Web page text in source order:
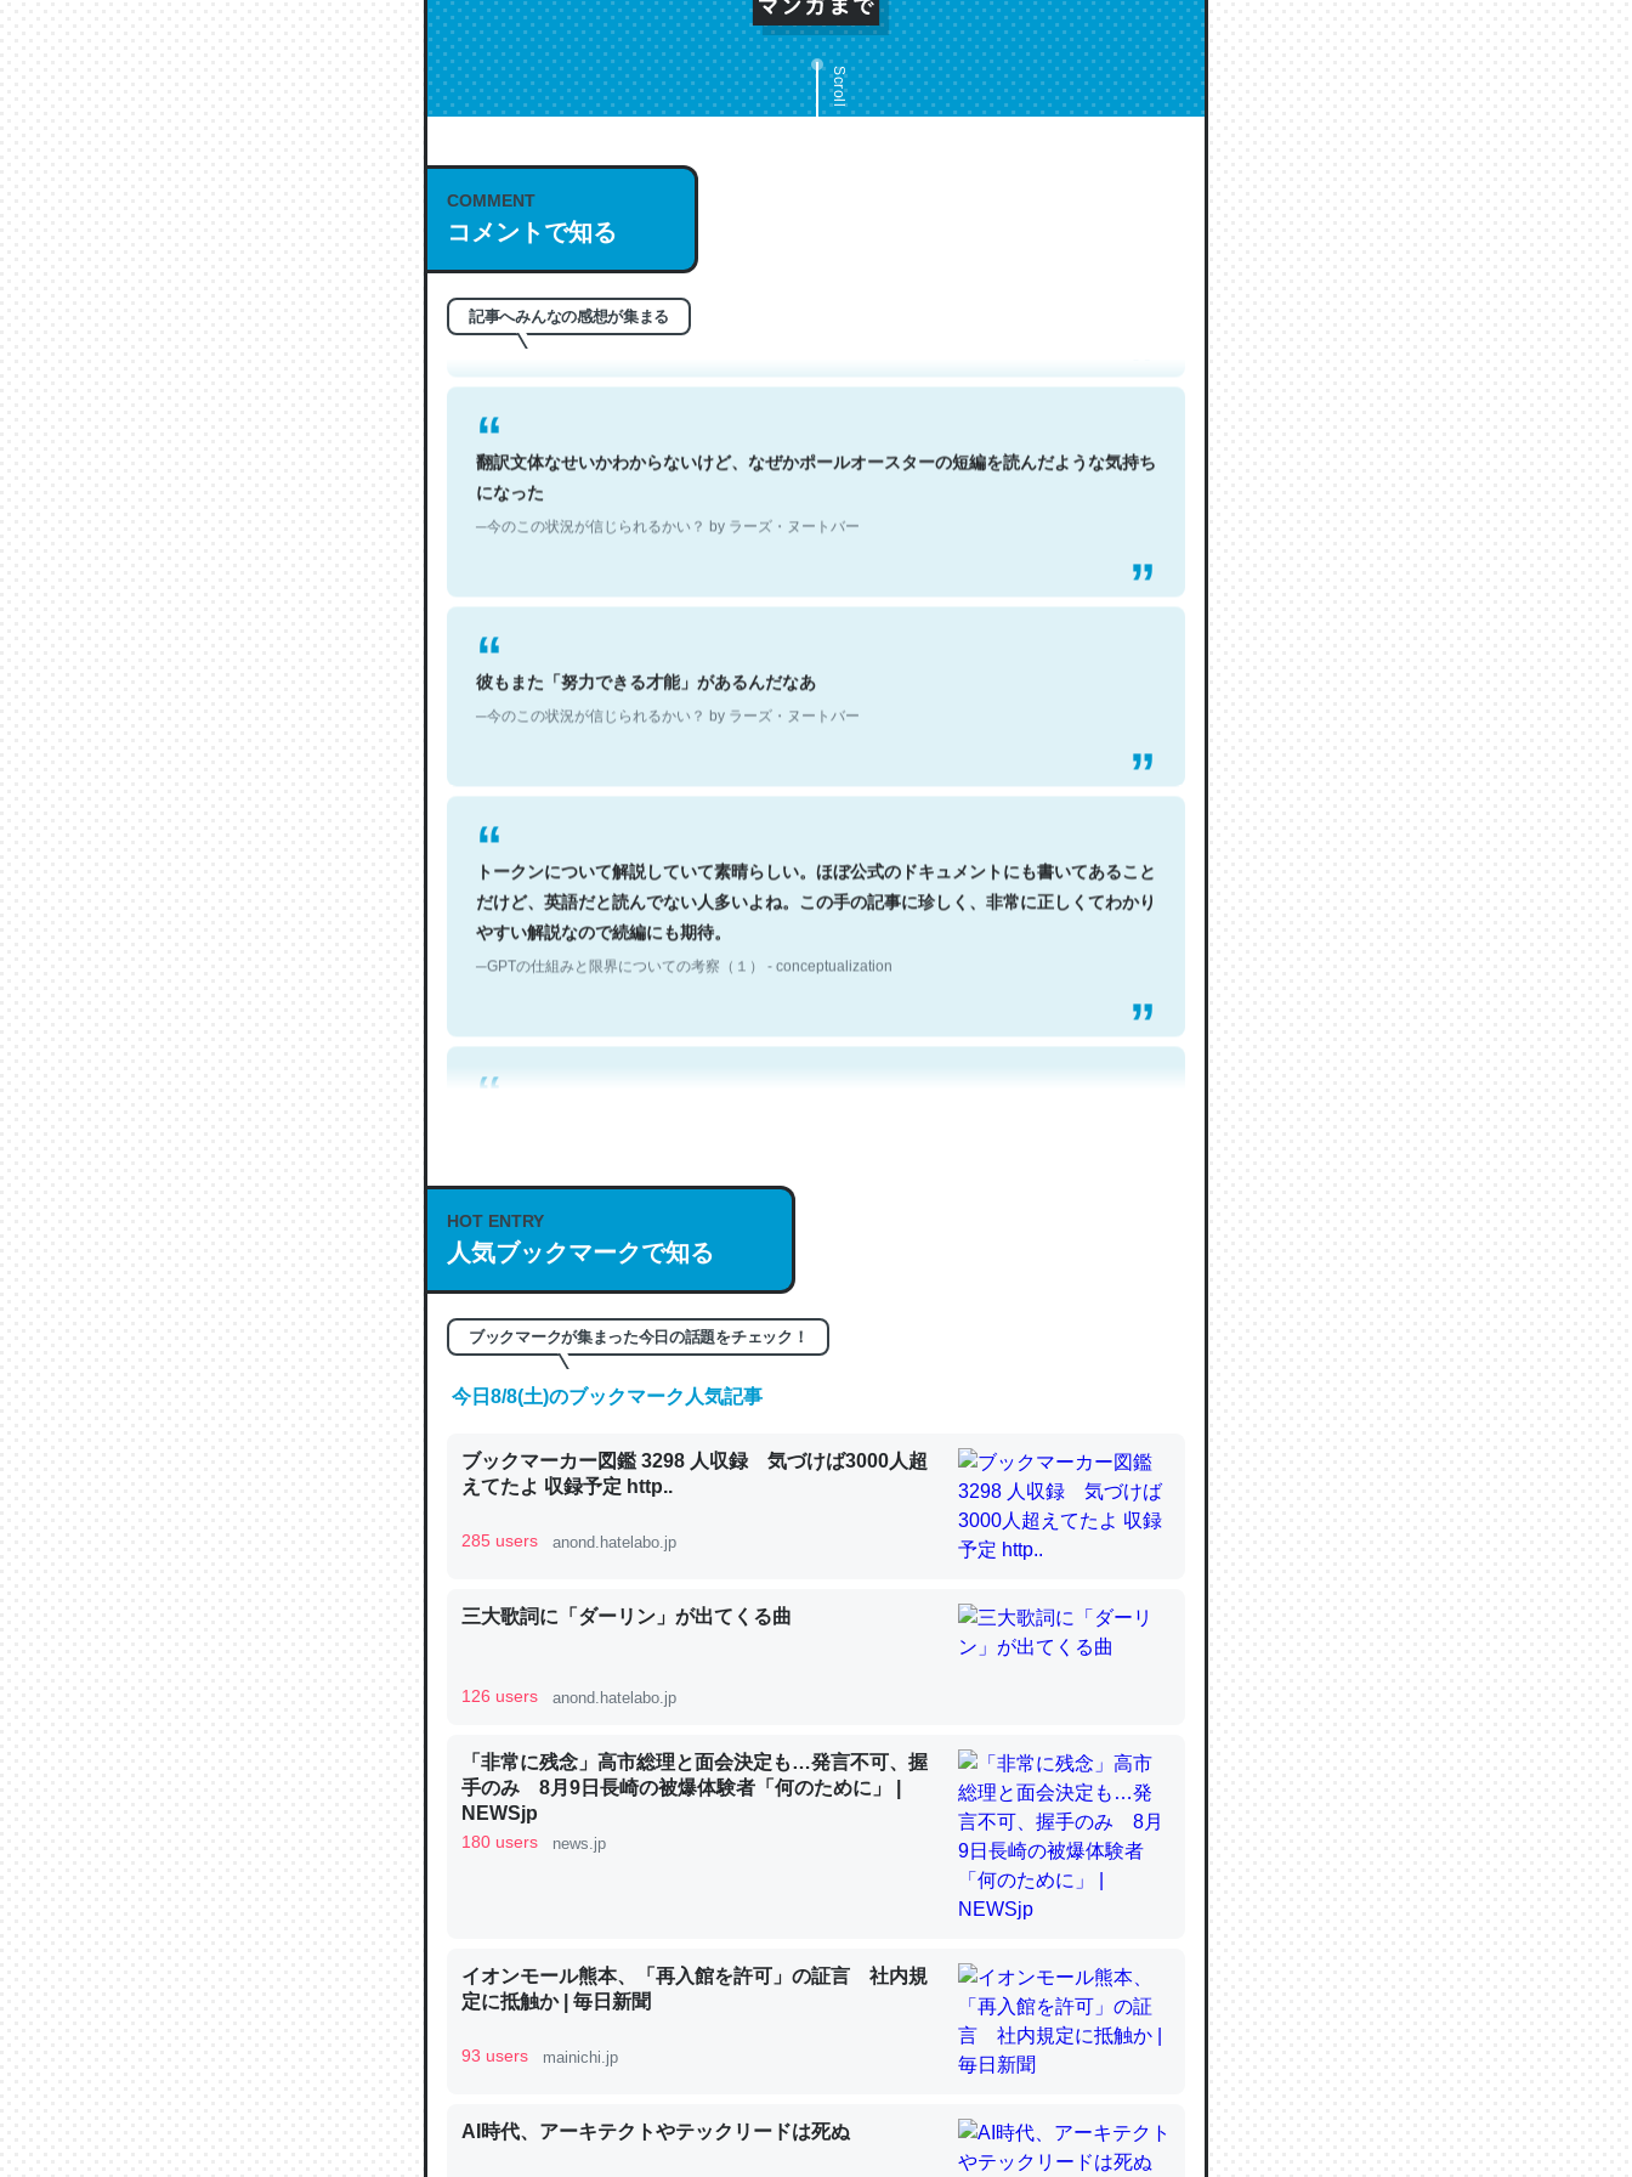
Scroll
COMMENT
コメントで知る
記事へみんなの感想が集まる
これは名文。彼はとてもクレバーなんだろうなと凄く思う。英語少しでも読める人は原文
もお勧め。自分はこの流れ好き。Let’s Fucking Go. Then Covid hit. Shit.
翻訳文体なせいかわからないけど、なぜかポールオースターの短編を読んだような気持ち
になった
─今のこの状況が信じられるかい？ by ラーズ・ヌートバー
彼もまた「努力できる才能」があるんだなあ
─今のこの状況が信じられるかい？ by ラーズ・ヌートバー
トークンについて解説していて素晴らしい。ほぼ公式のドキュメントにも書いてあること
だけど、英語だと読んでない人多いよね。この手の記事に珍しく、非常に正しくてわかり
やすい解説なので続編にも期待。
─GPTの仕組みと限界についての考察（１） - conceptualization
これは良記事。32768トークンだと英語小説100ページ分くらい。小説でいう「ずっと前
の伏線」は回収されないけど、短期記憶というには多い分量。進化すればするほど分かり
─GPTの仕組みと限界についての考察（１） - conceptualization
─ニュース :: 【研究発表】昆虫学の大問題＝「昆虫はなぜ海にいないのか」に関する新仮説
論文では「淡水はカルシウムも酸素も不足してて両方に不利だから両方が拮抗してるので
は」とあって面白い。海にいる鋏角類（カブトガニ・ウミグモ）はカルシウムを使わずキ
チンを強化してる筈だが、酵素が違うのか？
─ニュース :: 【研究発表】昆虫学の大問題＝「昆虫はなぜ海にいないのか」に関する新仮説
これを元に考えるとカルシウムを大量に使う脊椎動物と貝類は苦労してるんだな…。腹足
類だと殻を無くしてナメクジになったり努力してるし。
HOT ENTRY
人気ブックマークで知る
ブックマークが集まった今日の話題をチェック！
今日8/8(土)のブックマーク人気記事
ブックマーカー図鑑 3298 人収録 気づけば3000人超
えてたよ 収録予定 http..
285 users anond.hatelabo.jp
三大歌詞に「ダーリン」が出てくる曲
126 users anond.hatelabo.jp
「非常に残念」高市総理と面会決定も…発言不可、握
手のみ 8月9日長崎の被爆体験者「何のために」 |
NEWSjp
180 users news.jp
イオンモール熊本、「再入館を許可」の証言 社内規
定に抵触か | 毎日新聞
93 users mainichi.jp
AI時代、アーキテクトやテックリードは死ぬ